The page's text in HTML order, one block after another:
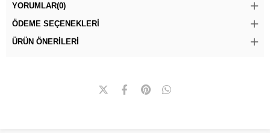
YORUMLAR(0)
ÖDEME SEÇENEKLERI
ÜRÜN ÖNERILERI